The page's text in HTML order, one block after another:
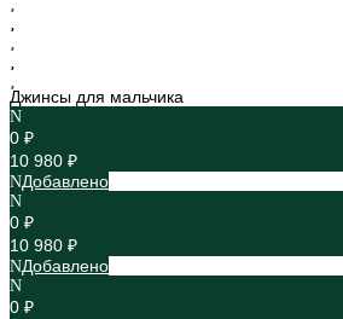
Джинсы для мальчика
0 ₽
10 980 ₽
Добавлено
0 ₽
10 980 ₽
Добавлено
0 ₽